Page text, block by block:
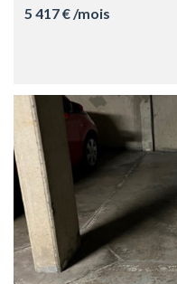
5 417 € /mois